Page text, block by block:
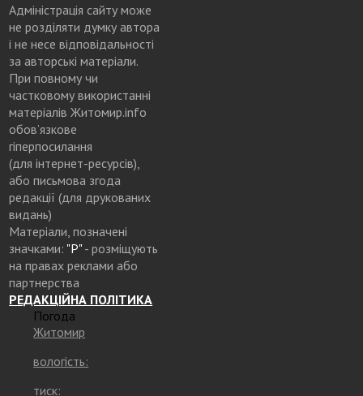
Адміністрація сайту може
не розділяти думку автора
і не несе відповідальності
за авторські матеріали.
При повному чи
частковому використанні
матеріалів Житомир.info
обов’язкове
гіперпосилання
(для інтернет-ресурсів),
або письмова згода
редакції (для друкованих
видань)
Матеріали, позначені
значками: "Р"- розміщують
на правах реклами або
партнерства
РЕДАКЦІЙНА ПОЛІТИКА
Погода
Житомир
вологість:
тиск: